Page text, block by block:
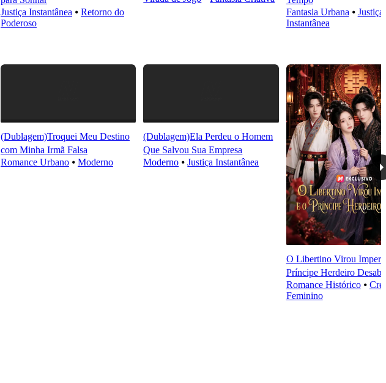
Justiça Instantânea ⦁ Retorno do
Poderoso
Fantasia Urbana ⦁ Justiça
Instantânea
(Dublagem)Troquei Meu Destino
com Minha Irmã Falsa
Romance Urbano⦁ Moderno
(Dublagem)Ela Perdeu o Homem
Que Salvou Sua Empresa
Moderno ⦁Justiça Instantânea
O Libertino Virou
Príncipe Herdeiro
Romance Histórico⦁
Feminino